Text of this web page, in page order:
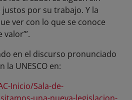
por su trabajo. Y la
ver con lo que se conoce
en el discurso pronunciado
la UNESCO en:
Inicio/Sala-de-